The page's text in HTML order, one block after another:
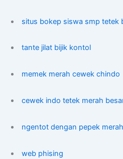
situs bokep siswa smp tetek
tante jilat bijik kontol
memek merah cewek chindo
cewek indo tetek merah
ngentot dengan pepek merah
web phising